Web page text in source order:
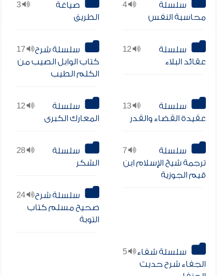
4
سلسلة
محاسبة النفس
3
صياغة
الطريق
12
سلسلة
عقائد البلاء
17
سلسلة شرح
كتاب الوابل الصيب من
الكلم الطيب
13
سلسلة
عقيدة القضاء والقدر
12
سلسلة
المعارك الكبرى
7
سلسلة
ترجمة شيخ الإسلام ابن
قيم الجوزية
28
سلسلة
الشكر
24
سلسلة شرح
صحيح مسلم كتاب
التوبة
5
سلسلة شفاء
الجفاء شرح حديث